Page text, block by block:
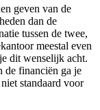
geven van de
dan de
tussen de twee,
meestal even
dit wenselijk acht.
de financiën ga je
standaard voor